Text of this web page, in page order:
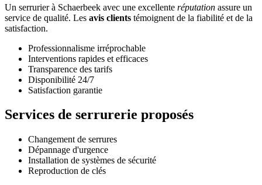
Un serrurier à Schaerbeek avec une excellente réputation assure un
service de qualité. Les avis clients témoignent de la fiabilité et de la
satisfaction.
Professionnalisme irréprochable
Interventions rapides et efficaces
Transparence des tarifs
Disponibilité 24/7
Satisfaction garantie
Services de serrurerie proposés
Changement de serrures
Dépannage d'urgence
Installation de systèmes de sécurité
Reproduction de clés